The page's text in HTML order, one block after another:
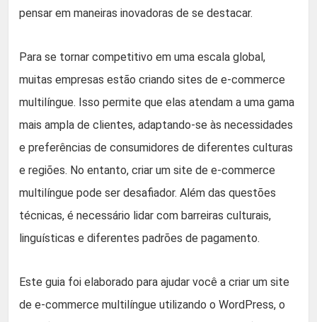
pensar em maneiras inovadoras de se destacar.
Para se tornar competitivo em uma escala global,
muitas empresas estão criando sites de e-commerce
multilíngue. Isso permite que elas atendam a uma gama
mais ampla de clientes, adaptando-se às necessidades
e preferências de consumidores de diferentes culturas
e regiões. No entanto, criar um site de e-commerce
multilíngue pode ser desafiador. Além das questões
técnicas, é necessário lidar com barreiras culturais,
linguísticas e diferentes padrões de pagamento.
Este guia foi elaborado para ajudar você a criar um site
de e-commerce multilíngue utilizando o WordPress, o